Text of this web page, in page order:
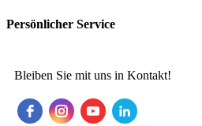
Persönlicher Service
Bleiben Sie mit uns in Kontakt!